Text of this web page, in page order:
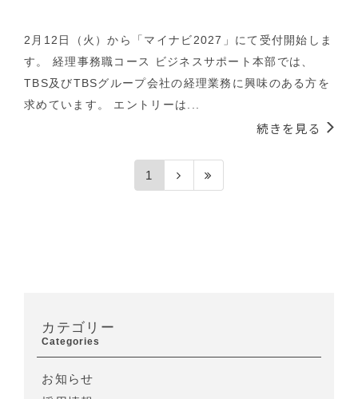
2月12日（火）から「マイナビ2027」にて受付開始しま
す。 経理事務職コース ビジネスサポート本部では、
TBS及びTBSグループ会社の経理業務に興味のある方を
求めています。 エントリーは...
続きを見る
1
カテゴリー
Categories
お知らせ